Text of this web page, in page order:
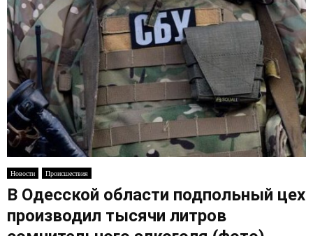
Новости Происшествия
В Одесской области подпольный цех
производил тысячи литров